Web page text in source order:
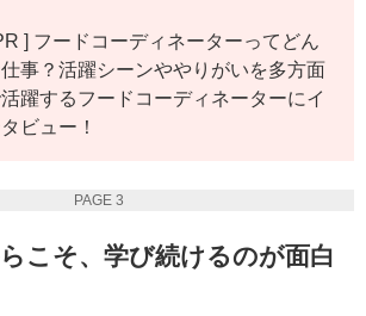
] フードコーディネーターってどん
事？活躍シーンややりがいを多方面
躍するフードコーディネーターにイ
ビュー！
PAGE 3
こそ、学び続けるのが面白